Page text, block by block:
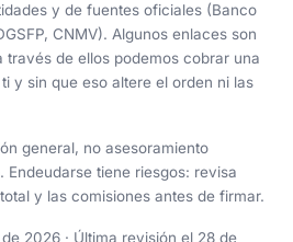
y de fuentes oficiales (Banco
CNMV). Algunos enlaces son
través de ellos podemos cobrar una
y sin que eso altere el orden ni las
general, no asesoramiento
Endeudarse tiene riesgos: revisa
y las comisiones antes de firmar.
2026 · Última revisión el 28 de